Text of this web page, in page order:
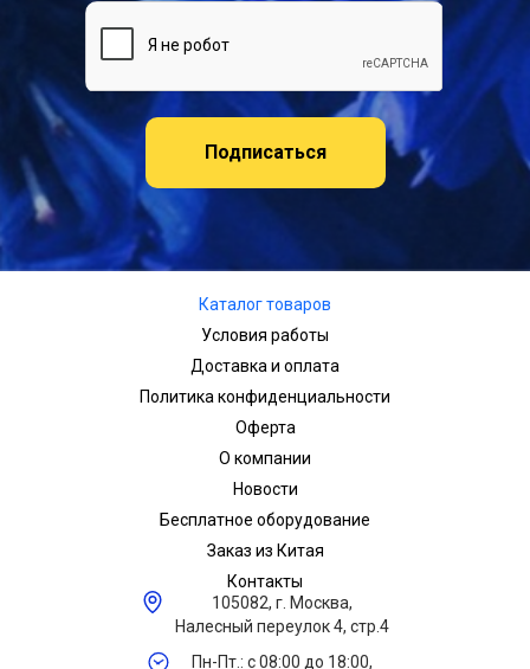
Подписаться
Каталог товаров
Условия работы
Доставка и оплата
Политика конфиденциальности
Оферта
О компании
Новости
Бесплатное оборудование
Заказ из Китая
Контакты
105082, г. Москва,
Налесный переулок 4, стр.4
Пн-Пт.: с 08:00 до 18:00,